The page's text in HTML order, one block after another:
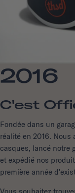
2016
C'est
Fondée dans un
réalité en 2016. Nous
casques, lancé notre
et expédié nos
première année